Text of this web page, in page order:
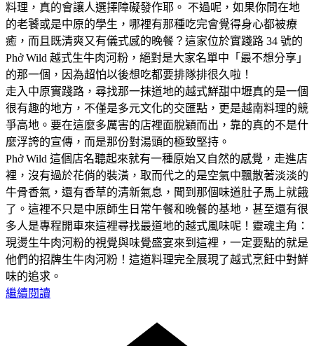
料理，真的會讓人選擇障礙發作耶。 不過呢，如果你問在地
的老饕或是中原的學生，哪裡有那種吃完會覺得身心都被療
癒，而且既清爽又有儀式感的晚餐？這家位於實踐路 34 號的
Phở Wild 越式生牛肉河粉，絕對是大家名單中「最不想分享」
的那一個，因為超怕以後想吃都要排隊排很久啦！
走入中原實踐路，尋找那一抹道地的越式鮮甜中壢真的是一個
很有趣的地方，不僅是多元文化的交匯點，更是越南料理的競
爭高地。要在這麼多厲害的店裡面脫穎而出，靠的真的不是什
麼浮誇的宣傳，而是那份對湯頭的極致堅持。
Phở Wild 這個店名聽起來就有一種原始又自然的感覺，走進店
裡，沒有過於花俏的裝潢，取而代之的是空氣中飄散著淡淡的
牛骨香氣，還有香草的清新氣息，聞到那個味道肚子馬上就餓
了。這裡不只是中原師生日常午餐和晚餐的基地，甚至還有很
多人是專程開車來這裡尋找最道地的越式風味呢！靈魂主角：
現燙生牛肉河粉的視覺與味覺盛宴來到這裡，一定要點的就是
他們的招牌生牛肉河粉！這道料理完全展現了越式烹飪中對鮮
味的追求。
繼續閱讀